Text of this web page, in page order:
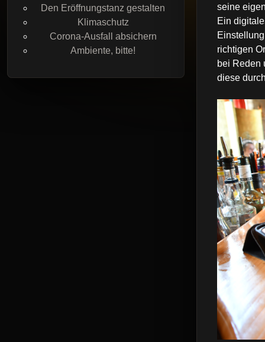
Den Eröffnungstanz gestalten
Klimaschutz
Corona-Ausfall absichern
Ambiente, bitte!
seine
Ein
richtigen
bei Reden
diese